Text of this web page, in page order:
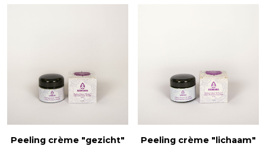
Peeling crème "gezicht" Peeling crème "lichaam"